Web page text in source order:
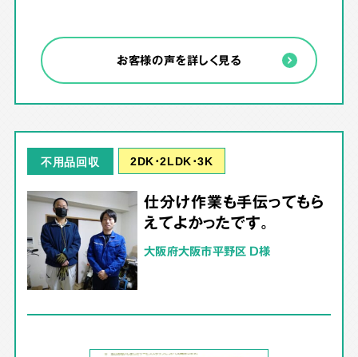
お客様の声を詳しく見る
不用品回収 2DK･2LDK･3K
仕分け作業も手伝ってもら
えてよかったです。
大阪府大阪市平野区 D様